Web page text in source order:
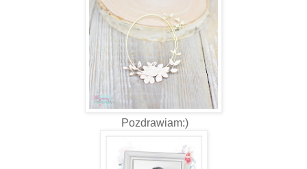
Pozdrawiam:)